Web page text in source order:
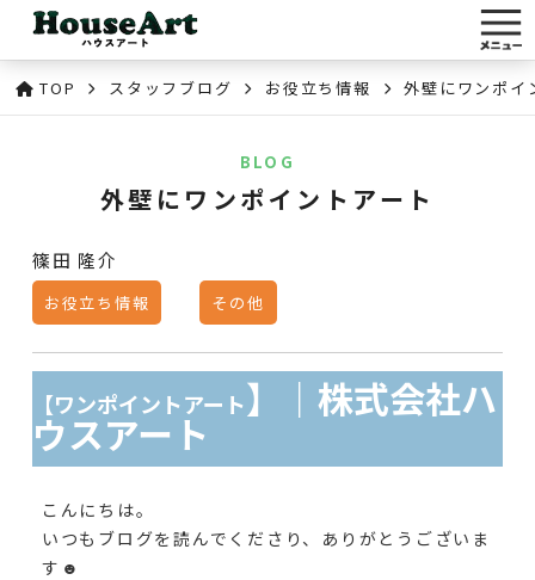
TOP スタッフブログ お役立ち情報 外壁にワンポイ
BLOG
外壁にワンポイントアート
篠田 隆介
お役立ち情報 その他
【ワンポイントアート】｜株式会社ハ
ウスアート
こんにちは。
いつもブログを読んでくださり、ありがとうございま
す ☻︎